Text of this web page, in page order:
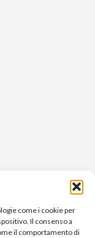
come i cookie per
Il consenso a
il comportamento di